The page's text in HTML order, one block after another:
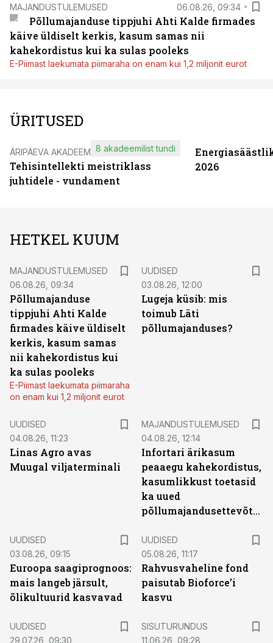
MAJANDUSTULEMUSED 06.08.26, 09:34
Põllumajanduse tippjuhi Ahti Kalde firmades
käive üldiselt kerkis, kasum samas nii
kahekordistus kui ka sulas pooleks
E-Piimast laekumata piimaraha on enam kui 1,2 miljonit eurot
ÜRITUSED
ÄRIPÄEVA AKADEEMIA
Tehisintellekti meistriklass
juhtidele - vundament
8 akadeemilist tundi
2026
HETKEL KUUM
MAJANDUSTULEMUSED
06.08.26, 09:34
Põllumajanduse
tippjuhi Ahti Kalde
firmades käive üldiselt
kerkis, kasum samas
nii kahekordistus kui
ka sulas pooleks
E-Piimast laekumata piimaraha
on enam kui 1,2 miljonit eurot
UUDISED
03.08.26, 12:00
Lugeja küsib: mis
toimub Läti
põllumajanduses?
UUDISED
04.08.26, 11:23
Linas Agro avas
Muugal viljaterminali
MAJANDUSTULEMUSED
04.08.26, 12:14
Infortari ärikasum
peaaegu kahekordistus,
kasumlikkust toetasid
ka uued
põllumajandusettevõtted
UUDISED
03.08.26, 09:15
Euroopa saagiprognoos:
mais langeb järsult,
õlikultuurid kasvavad
UUDISED
05.08.26, 11:17
Rahvusvaheline fond
paisutab Bioforce’i
kasvu
UUDISED
29.07.26, 09:30
SISUTURUNDUS
11.06.26, 09:28